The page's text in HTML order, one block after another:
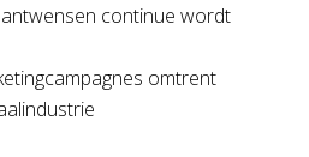
continue wordt
omtrent